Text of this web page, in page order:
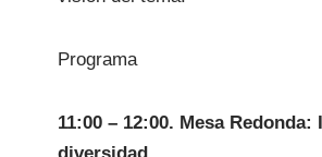
Programa
11:00 – 12:00. Mesa
diversidad